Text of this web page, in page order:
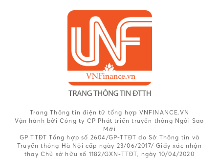
Trang Thông tin điện tử tổng hợp VNFINANCE.VN
Vận hành bởi Công ty CP Phát triển truyền thông Ngôi Sao
Mới
GP TTĐT Tổng hợp số 2604/GP-TTĐT do Sở Thông tin và
Truyền thông Hà Nội cấp ngày 23/06/2017/ Giấy xác nhận
thay Chủ sở hữu số 1182/GXN-TTĐT, ngày 10/04/2020